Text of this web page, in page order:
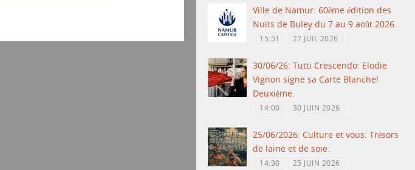
Ville de Namur: 60ème édition des
Nuits de Buley du 7 au 9 août 2026.
15:51 27 JUIL 2026
30/06/26: Tutti Crescendo: Elodie
Vignon signe sa Carte Blanche!
Deuxième.
14:00 30 JUIN 2026
25/06/2026: Culture et vous: Trésors
de laine et de soie.
14:30 25 JUIN 2026